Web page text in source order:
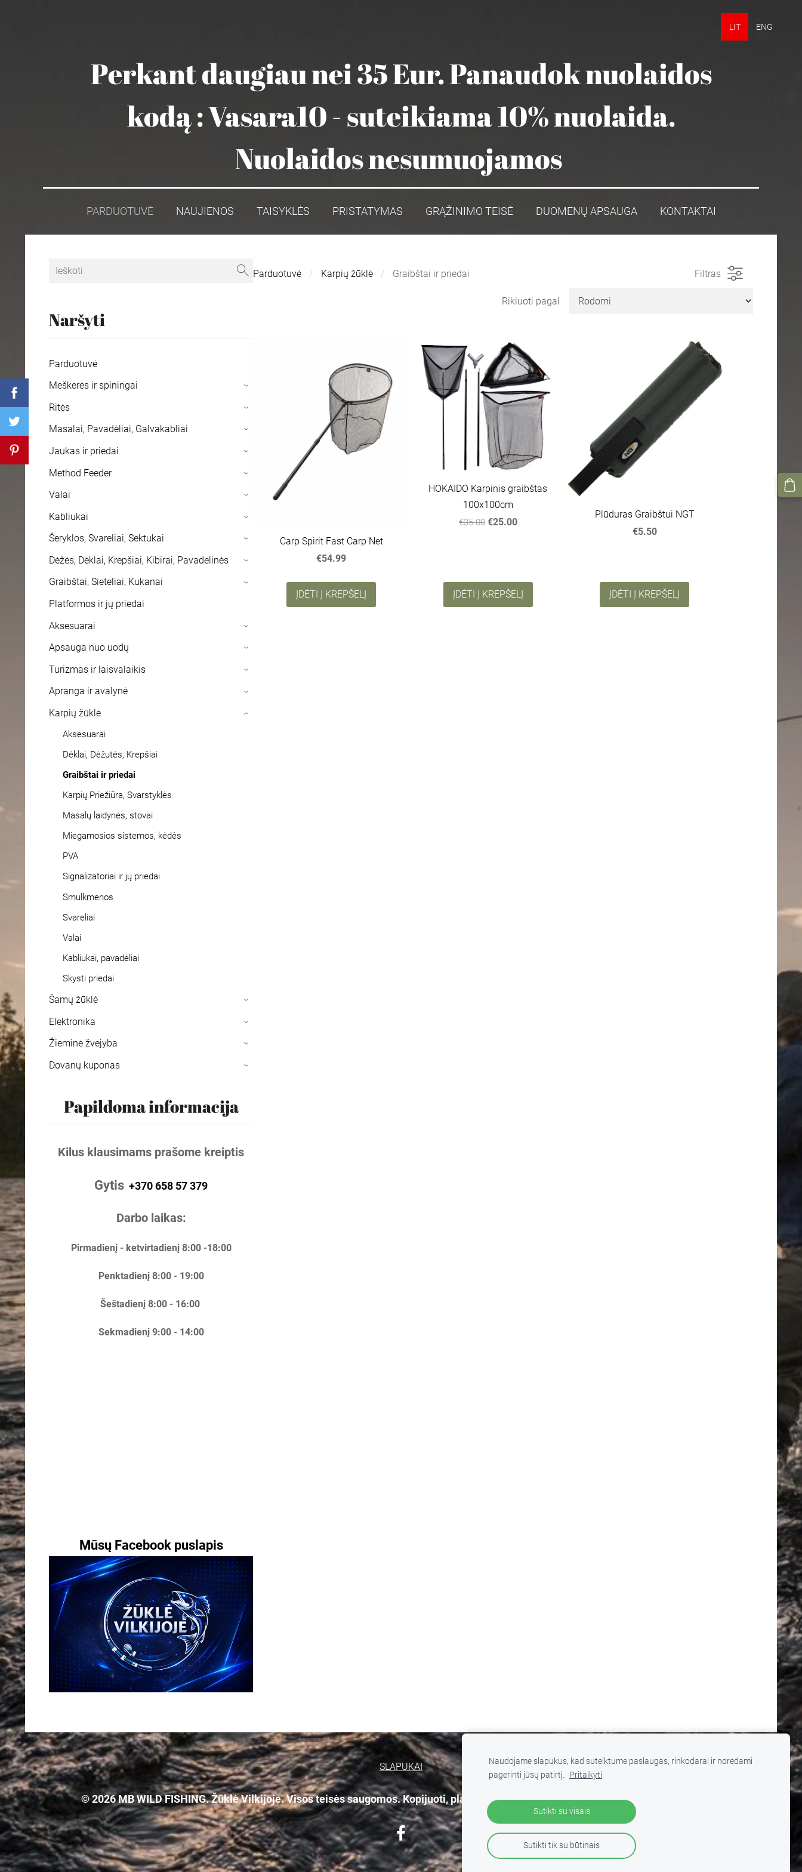
LIT ENG
Perkant daugiau nei 35 Eur. Panaudok nuolaidos
kodą : Vasara10 - suteikiama 10% nuolaida.
Nuolaidos nesumuojamos
PARDUOTUVĖ NAUJIENOS TAISYKLĖS PRISTATYMAS GRĄŽINIMO TEISĖ DUOMENŲ APSAUGA KONTAKTAI
Naršyti
Parduotuvė
Meškerės ir spiningai
›
Ritės ›
Masalai, Pavadėliai, Galvakabliai ›
Jaukas ir priedai ›
Method Feeder ›
Valai ›
Kabliukai ›
Šeryklos, Svareliai, Sektukai ›
Dėžės, Dėklai, Krepšiai, Kibirai, Pavadelinės ›
Graibštai, Sieteliai, Kukanai ›
Platformos ir jų priedai
Aksesuarai
›
Apsauga nuo uodų ›
Turizmas ir laisvalaikis ›
Apranga ir avalynė ›
Karpių žūklė
Aksesuarai
Dėklai, Dėžutės, Krepšiai
Graibštai ir priedai
Karpių Priežiūra, Svarstyklės
Masalų laidynės, stovai
Miegamosios sistemos, kėdės
PVA
Signalizatoriai ir jų priedai
Smulkmenos
Svareliai
Valai
Kabliukai, pavadėliai
Skysti priedai
›
Šamų žūklė ›
Elektronika ›
Žieminė žvejyba ›
Dovanų kuponas ›
Papildoma informacija
Kilus klausimams prašome kreiptis
Gytis +370 658 57 379
Darbo laikas:
Pirmadienį - ketvirtadienį 8:00 -18:00
Penktadienį 8:00 - 19:00
Šeštadienį 8:00 - 16:00
Sekmadienį 9:00 - 14:00
Mūsų Facebook puslapis
Parduotuvė Karpių žūklė Graibštai ir priedai Filtras
Rikiuoti pagal
Carp Spirit Fast Carp Net
€54.99
ĮDĖTI Į KREPŠELĮ
HOKAIDO Karpinis graibštas
100x100cm
€35.00 €25.00
ĮDĖTI Į KREPŠELĮ
Plūduras Graibštui NGT
€5.50
ĮDĖTI Į KREPŠELĮ
SLAPUKAI
© 2026 MB WILD FISHING. Žūklė Vilkijoje. Visos teisės saugomos. Kopijuoti, platinti svetainės turinį be autorių sutikimo draudžiama
Naudojame slapukus, kad suteiktume paslaugas, rinkodarai ir norėdami
pagerinti jūsų patirtį. Pritaikyti
Sutikti su visais
Sutikti tik su būtinais